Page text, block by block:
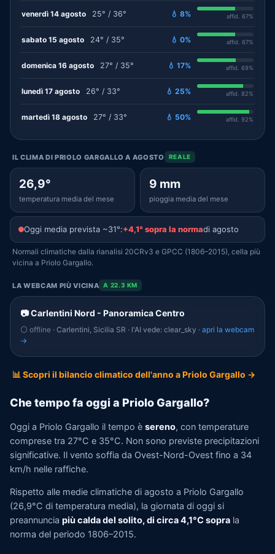
venerdì 14 agosto 25° / 36° 💧 8% affid. 67%
sabato 15 agosto 24° / 35° 💧 0% affid. 67%
domenica 16 agosto 27° / 35° 💧 17% affid. 69%
lunedì 17 agosto 26° / 33° 💧 25% affid. 82%
martedì 18 agosto 27° / 33° 💧 50% affid. 92%
IL CLIMA DI PRIOLO GARGALLO A AGOSTO REALE
26,9°
temperatura media del mese
9 mm
pioggia media del mese
Oggi media prevista ~31°:+4,1° sopra la normadi agosto
Normali climatiche dalla rianalisi 20CRv3 e GPCC (1806–2015), cella più
vicina a Priolo Gargallo.
LA WEBCAM PIÙ VICINA A 22.3 KM
📷 Carlentini Nord - Panoramica Centro
⚪ offline · Carlentini, Sicilia SR · l'AI vede: clear_sky · apri la webcam
→
📊 Scopri il bilancio climatico dell'anno a Priolo Gargallo →
Che tempo fa oggi a Priolo Gargallo?
Oggi a Priolo Gargallo il tempo è sereno, con temperature
comprese tra 27°C e 35°C. Non sono previste precipitazioni
significative. Il vento soffia da Ovest-Nord-Ovest fino a 34
km/h nelle raffiche.
Rispetto alle medie climatiche di agosto a Priolo Gargallo
(26,9°C di temperatura media), la giornata di oggi si
preannuncia più calda del solito, di circa 4,1°C sopra la
norma del periodo 1806–2015.